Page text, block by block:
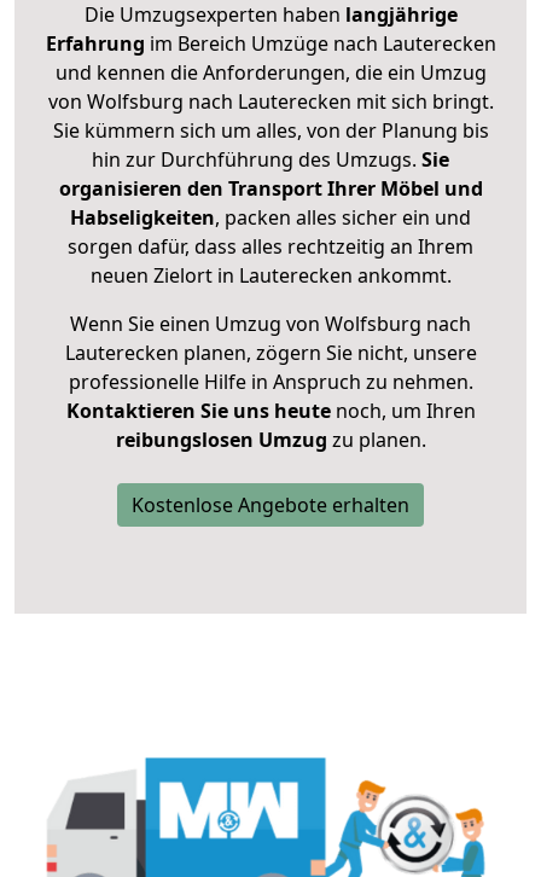
Die Umzugsexperten haben langjährige
Erfahrung im Bereich Umzüge nach Lauterecken
und kennen die Anforderungen, die ein Umzug
von Wolfsburg nach Lauterecken mit sich bringt.
Sie kümmern sich um alles, von der Planung bis
hin zur Durchführung des Umzugs. Sie
organisieren den Transport Ihrer Möbel und
Habseligkeiten, packen alles sicher ein und
sorgen dafür, dass alles rechtzeitig an Ihrem
neuen Zielort in Lauterecken ankommt.
Wenn Sie einen Umzug von Wolfsburg nach
Lauterecken planen, zögern Sie nicht, unsere
professionelle Hilfe in Anspruch zu nehmen.
Kontaktieren Sie uns heutenoch, um Ihren
reibungslosen Umzug zu planen.
Kostenlose Angebote erhalten